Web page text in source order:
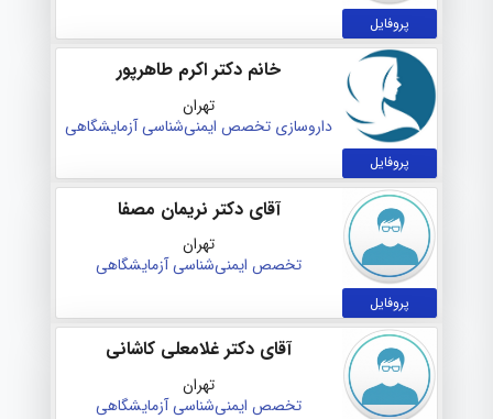
پروفایل
پروفایل
خانم دکتر اکرم طاهرپور
تهران
داروسازی تخصص ایمنی‌شناسی آزمایشگاهی
پروفایل
آقای دکتر نریمان مصفا
تهران
تخصص ایمنی‌شناسی آزمایشگاهی
آقای دکتر غلامعلی کاشانی
تهران
تخصص ایمنی‌شناسی آزمایشگاهی